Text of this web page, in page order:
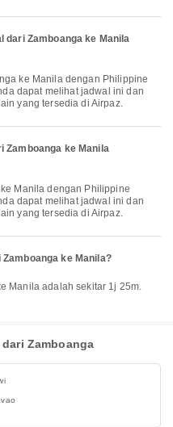
dari Zamboanga ke Manila
dapat melihat jadwal ini dan
yang tersedia di Airpaz.
Zamboanga ke Manila
dapat melihat jadwal ini dan
yang tersedia di Airpaz.
ke Manila?
Manila adalah sekitar 1j 25m.
Zamboanga